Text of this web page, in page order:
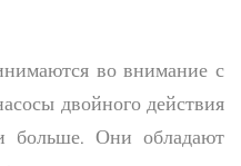
во внимание с
двойного действия
больше. Они обладают